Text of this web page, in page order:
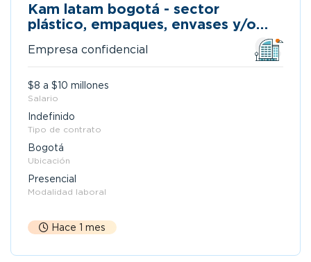
Kam latam bogotá - sector
plástico, empaques, envases y/o
Empresa confidencial
$8 a $10 millones
Salario
Indefinido
Tipo de contrato
Bogotá
Ubicación
Presencial
Modalidad laboral
Hace 1 mes